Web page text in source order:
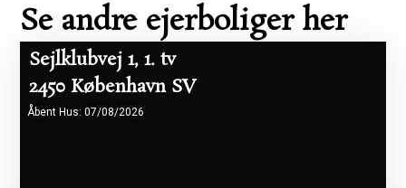
Se andre ejerboliger her
Åbent Hus: 07/08/2026
Sejlklubvej 1, 1. tv
2450 København SV